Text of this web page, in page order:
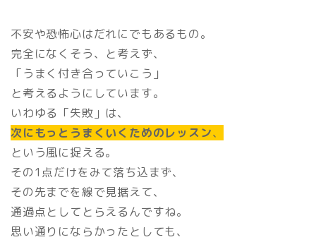
不安や恐怖心はだれにでもあるもの。
完全になくそう、と考えず、
「うまく付き合っていこう」
と考えるようにしています。
いわゆる「失敗」は、
次にもっとうまくいくためのレッスン、
という風に捉える。
その1点だけをみて落ち込まず、
その先までを線で見据えて、
通過点としてとらえるんですね。
思い通りにならかったとしても、